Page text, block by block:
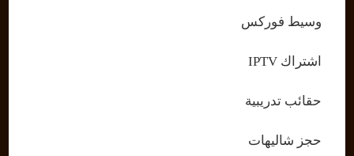
وسيط فوركس
اشتراك IPTV
حقائب تدريبية
حجز شاليهات